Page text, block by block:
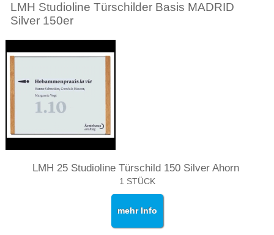
LMH Studioline Türschilder Basis MADRID
Silver 150er
LMH 25 Studioline Türschild 150 Silver Ahorn
1 STÜCK
mehr Info